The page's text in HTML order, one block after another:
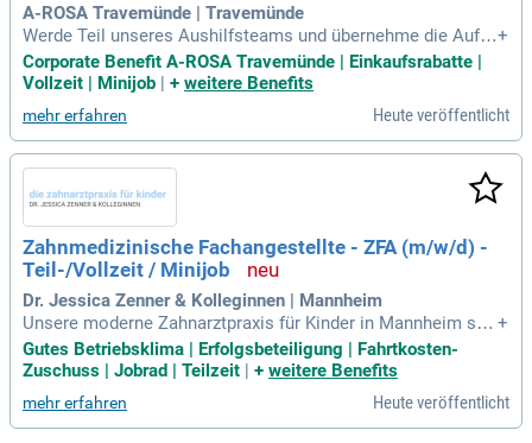
A-ROSA Travemünde | Travemünde
Werde Teil unseres Aushilfsteams und übernehme die Aufsi
cht im Innen- und Außenpoolbereich! Du sorgst für die Siche
rheit unserer Gäste und schaffst eine entspannte Schwimm
atmosphäre. Darüber hinaus führst du Aufgüsse in der Saun
a durch und behältst stets die Wasserwerte sowie Temperat
uren im Blick. Mit deiner Erfahrung in der Bäderaufsicht und
der Rettungsschwimmerlizenz, überzeugst du durch Teamfä
higkeit und eine positive Ausstrahlung. Engagiere dich aktiv
für Gästewünsche und -bedürfnisse, um das A-ROSA Urlaub
sgefühl zu vermitteln. Deine Kommunikationsfähigkeit und
Englischkenntnisse runden dein Profil ideal ab!
+
Corporate Benefit A-ROSA Travemünde | Einkaufsrabatte |
Vollzeit | Minijob | + weitere Benefits
mehr erfahren Heute veröffentlicht
Zahnmedizinische Fachangestellte - ZFA (m/w/d) -
Teil-/Vollzeit / Minijob
Dr. Jessica Zenner & Kolleginnen | Mannheim
Unsere moderne Zahnarztpraxis für Kinder in Mannheim suc
ht eine engagierte Zahnmedizinische Fachangestellte (m/w/
d). Wir bieten sowohl Voll- als auch Teilzeitstellen (2-3 Tag
eginnen, Azubis und Zahnärztinnen freut sich darauf, Dich wi
llkommen zu heißen. Genieße eine wertschätzende, familiär
+
Gutes Betriebsklima | Erfolgsbeteiligung | Fahrtkosten-
Zuschuss | Jobrad | Teilzeit | + weitere Benefits
mehr erfahren Heute veröffentlicht